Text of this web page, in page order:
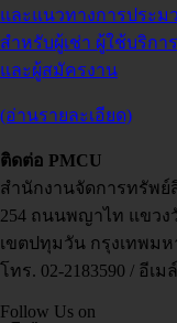
และแนวทางการประ
สำหรับผู้เช่า ผู้ใช้บริกา
และผู้สมัครงาน
(อ่านรายละเอียด)
ติดต่อ PMCU
สำนักงานจัดการทรัพ
254 ถนนพญาไท แขวง
เขตปทุมวัน กรุงเทพมห
โทร. 02-2183590 / อีเม
Follow Us on